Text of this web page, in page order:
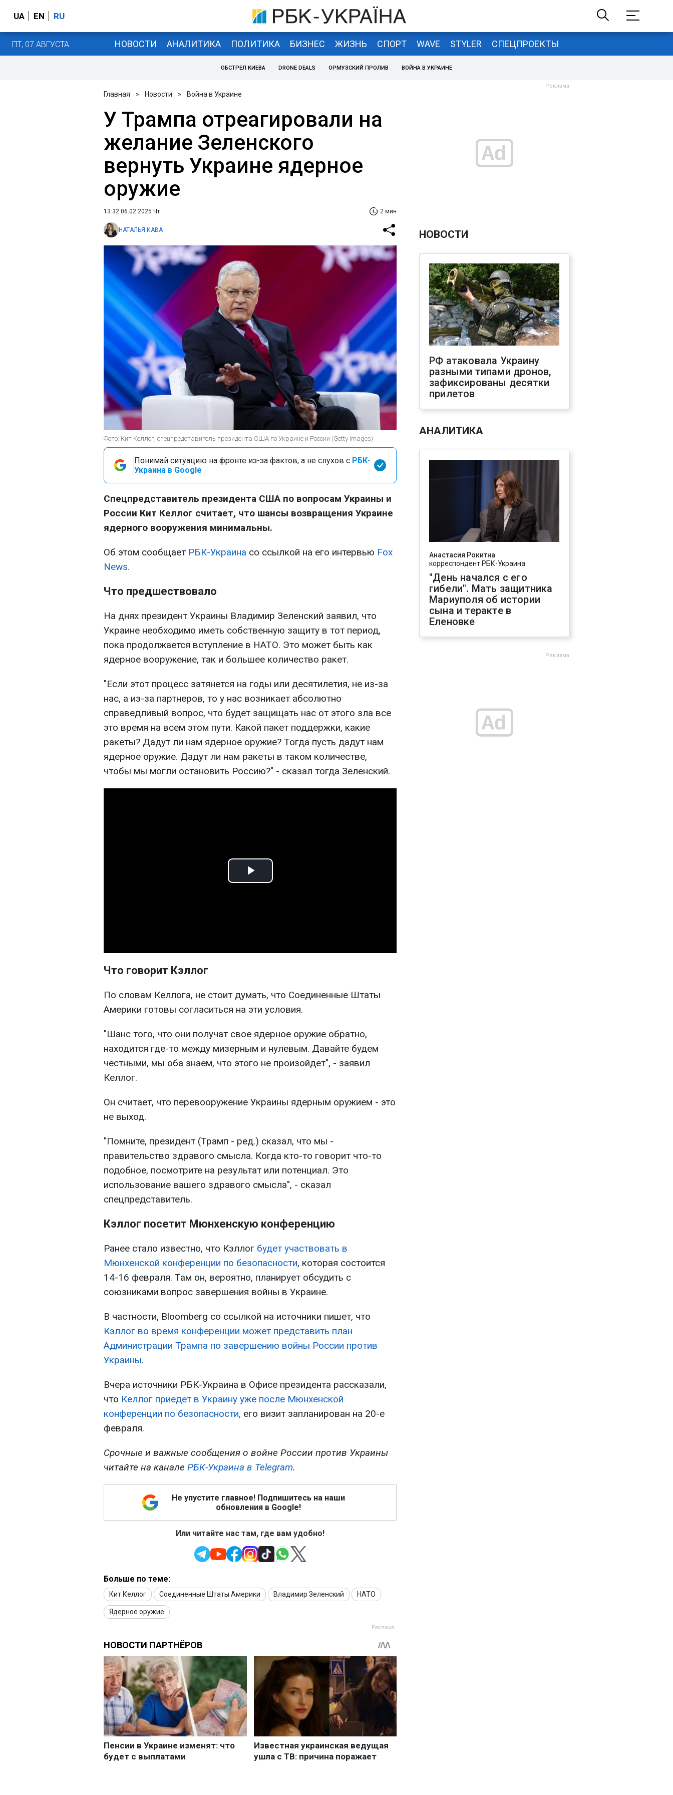
UA EN RU
ПТ, 07 АВГУСТА НОВОСТИ АНАЛИТИКА ПОЛИТИКА БИЗНЕС ЖИЗНЬ СПОРТ WAVE STYLER СПЕЦПРОЕКТЫ
ОБСТРЕЛ КИЕВА DRONE DEALS ОРМУЗСКИЙ ПРОЛИВ ВОЙНА В УКРАИНЕ
Главная » Новости » Война в Украине
У Трампа отреагировали на
желание Зеленского
вернуть Украине ядерное
оружие
13:32 06.02.2025 Чт 2 мин
НАТАЛЬЯ КАВА
Фото: Кит Келлог, спецпредставитель президента США по Украине и России (Getty Images)
Понимай ситуацию на фронте из-за фактов, а не слухов с РБК-
Украина в Google
Спецпредставитель президента США по вопросам Украины и
России Кит Келлог считает, что шансы возвращения Украине
ядерного вооружения минимальны.
Об этом сообщает РБК-Украина со ссылкой на его интервью Fox
News.
Что предшествовало
На днях президент Украины Владимир Зеленский заявил, что
Украине необходимо иметь собственную защиту в тот период,
пока продолжается вступление в НАТО. Это может быть как
ядерное вооружение, так и большее количество ракет.
"Если этот процесс затянется на годы или десятилетия, не из-за
нас, а из-за партнеров, то у нас возникает абсолютно
справедливый вопрос, что будет защищать нас от этого зла все
это время на всем этом пути. Какой пакет поддержки, какие
ракеты? Дадут ли нам ядерное оружие? Тогда пусть дадут нам
ядерное оружие. Дадут ли нам ракеты в таком количестве,
чтобы мы могли остановить Россию?" - сказал тогда Зеленский.
Play
Что говорит Кэллог
По словам Келлога, не стоит думать, что Соединенные Штаты
Америки готовы согласиться на эти условия.
"Шанс того, что они получат свое ядерное оружие обратно,
находится где-то между мизерным и нулевым. Давайте будем
честными, мы оба знаем, что этого не произойдет", - заявил
Келлог.
Он считает, что перевооружение Украины ядерным оружием - это
не выход.
"Помните, президент (Трамп - ред.) сказал, что мы -
правительство здравого смысла. Когда кто-то говорит что-то
подобное, посмотрите на результат или потенциал. Это
использование вашего здравого смысла", - сказал
спецпредставитель.
Кэллог посетит Мюнхенскую конференцию
Ранее стало известно, что Кэллог будет участвовать в
Мюнхенской конференции по безопасности, которая состоится
14-16 февраля. Там он, вероятно, планирует обсудить с
союзниками вопрос завершения войны в Украине.
В частности, Bloomberg со ссылкой на источники пишет, что
Кэллог во время конференции может представить план
Администрации Трампа по завершению войны России против
Украины.
Вчера источники РБК-Украина в Офисе президента рассказали,
что Келлог приедет в Украину уже после Мюнхенской
конференции по безопасности, его визит запланирован на 20-е
февраля.
Срочные и важные сообщения о войне России против Украины
читайте на канале РБК-Украина в Telegram.
Не упустите главное! Подпишитесь на наши
обновления в Google!
Или читайте нас там, где вам удобно!
Больше по теме:
Кит Келлог Соединенные Штаты Америки Владимир Зеленский НАТО
Ядерное оружие
НОВОСТИ
РФ атаковала Украину
разными типами дронов,
зафиксированы десятки
прилетов
АНАЛИТИКА
Анастасия Рокитна
корреспондент РБК-Украина
"День начался с его
гибели". Мать защитника
Мариуполя об истории
сына и теракте в
Еленовке